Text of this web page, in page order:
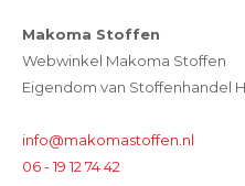
Makoma Stoffen
Webwinkel Makoma Stoffen
Eigendom van Stoffenhandel
info@makomastoffen.nl
06 - 19 12 74 42